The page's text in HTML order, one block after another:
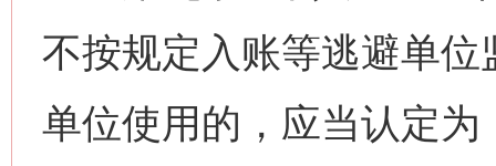
不按规定入账等逃避单
单位使用的，应当认定